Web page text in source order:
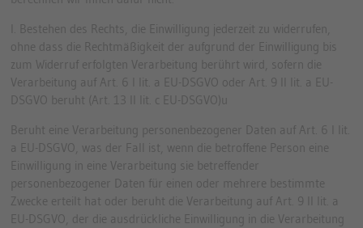
I. Bestehen des Rechts, die Einwilligung jederzeit zu widerrufen,
ohne dass die Rechtmäßigkeit der aufgrund der Einwilligung bis
zum Widerruf erfolgten Verarbeitung berührt wird, sofern die
Verarbeitung auf Art. 6 I lit. a EU-DSGVO oder Art. 9 II lit. a EU-
DSGVO beruht (Art. 13 II lit. c EU-DSGVO)u
Beruht eine Verarbeitung personenbezogener Daten auf Art. 6 I lit.
a EU-DSGVO, was der Fall ist, wenn die betroffene Person eine
Einwilligung in eine Verarbeitung sie betreffender
personenbezogener Daten für einen oder mehrere bestimmte
Zwecke erteilt hat oder beruht die Verarbeitung auf Art. 9 II lit. a
EU-DSGVO, der die ausdrückliche Einwilligung in die Verarbeitung